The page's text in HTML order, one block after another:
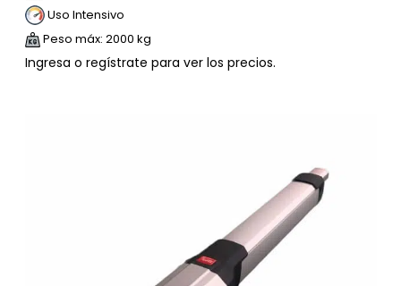
Uso Intensivo
Peso máx: 2000 kg
Ingresa o regístrate para ver los precios.